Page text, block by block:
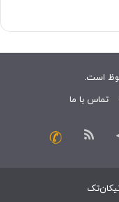
است.
تماس با ما
تلگرام خوراک